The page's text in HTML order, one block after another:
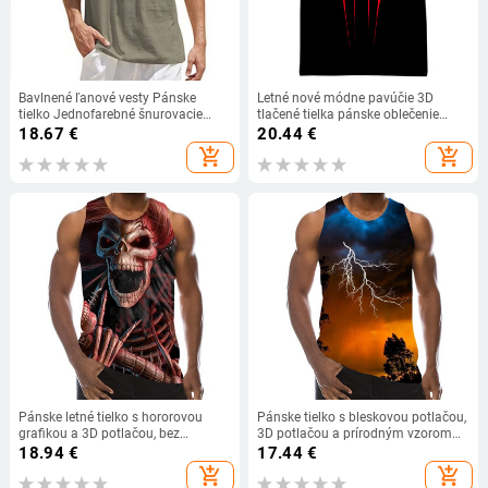
Bavlnené ľanové vesty Pánske
tielko Jednofarebné šnurovacie
topy s výstrihom do V bez rukávov
Letné streetwear ležérne vesty
Pekné pánske vesty
18.67 €
add_shopping_cart
Letné nové módne pavúčie 3D
tlačené tielka pánske oblečenie
dámske ležérne pavúčie tričká bez
rukávov hip hop nadrozmerné topy
20.44€
add_shopping_cart
Pánske letné tielko s hororovou
grafikou a 3D potlačou, bez
rukávov, športové a vtipné topy,
18.94€
add_shopping_cart
Pánske tielko s bleskovou potlačou,
3D potlačou a prírodným vzorom
bez rukávov, plážovým vzorom a
17.44€
add_shopping_cart